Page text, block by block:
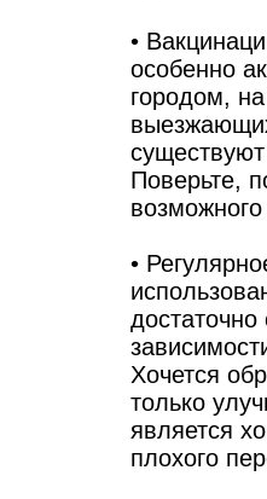
•
особенно
городом,
Поверьте,
•
Хочется
только
является
плохого